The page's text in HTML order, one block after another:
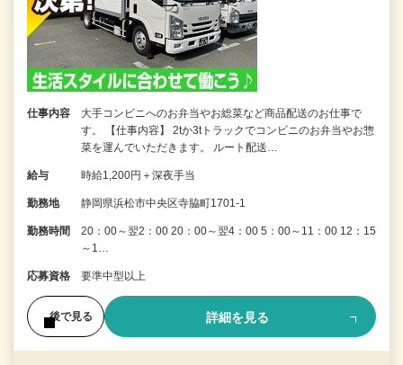
仕事内容
大手コンビニへのお弁当やお総菜など商品配送のお仕事で
す。 【仕事内容】 2tか3tトラックでコンビニのお弁当やお惣
菜を運んでいただきます。 ルート配送…
給与 時給1,200円＋深夜手当
勤務地 静岡県浜松市中央区寺脇町1701-1
勤務時間
20：00～翌2：00 20：00～翌4：00 5：00～11：00 12：15
～1…
応募資格 要準中型以上
後で見る 詳細を見る